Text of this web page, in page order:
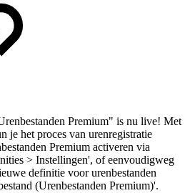
Premium" is nu live! Met
je het proces van urenregistratie
Premium activeren via
> Instellingen', of eenvoudigweg
definitie voor urenbestanden
(Urenbestanden Premium)'.